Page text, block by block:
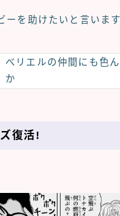
ーを助けたいと言います
べリエルの仲間にも色
か
復活!